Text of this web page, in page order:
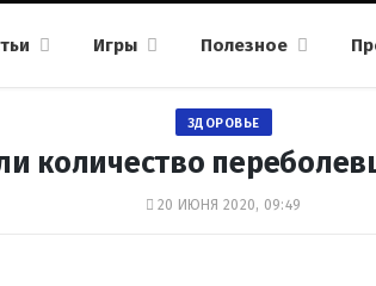
Игры Полезное
ЗДОРОВЬЕ
количество
20 ИЮНЯ 2020, 09:49